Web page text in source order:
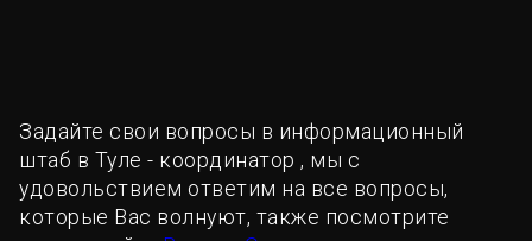
Задайте свои вопросы в информационный
штаб в Туле - координатор , мы с
удовольствием ответим на все вопросы,
которые Вас волнуют, также посмотрите